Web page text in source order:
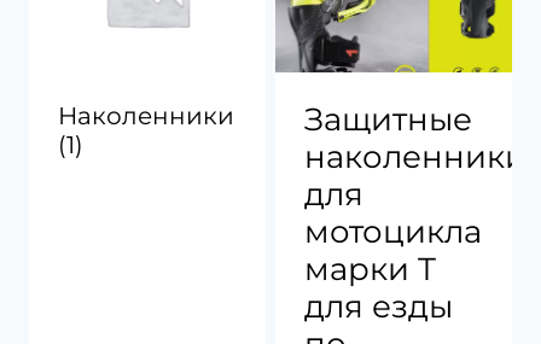
Наколенники
(1)
Защитные
наколенники
для
мотоцикла
марки T
для езды